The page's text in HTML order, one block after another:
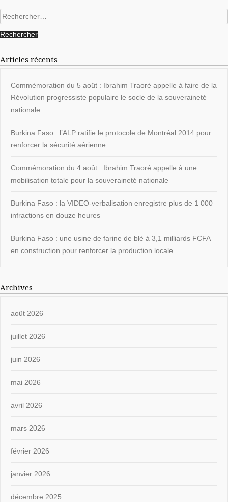
Rechercher :
Articles récents
Commémoration du 5 août : Ibrahim Traoré appelle à faire de la
Révolution progressiste populaire le socle de la souveraineté
nationale
Burkina Faso : l’ALP ratifie le protocole de Montréal 2014 pour
renforcer la sécurité aérienne
Commémoration du 4 août : Ibrahim Traoré appelle à une
mobilisation totale pour la souveraineté nationale
Burkina Faso : la VIDEO-verbalisation enregistre plus de 1 000
infractions en douze heures
Burkina Faso : une usine de farine de blé à 3,1 milliards FCFA
en construction pour renforcer la production locale
Archives
août 2026
juillet 2026
juin 2026
mai 2026
avril 2026
mars 2026
février 2026
janvier 2026
décembre 2025